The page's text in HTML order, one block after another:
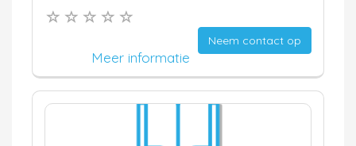
Neem contact op
Meer informatie